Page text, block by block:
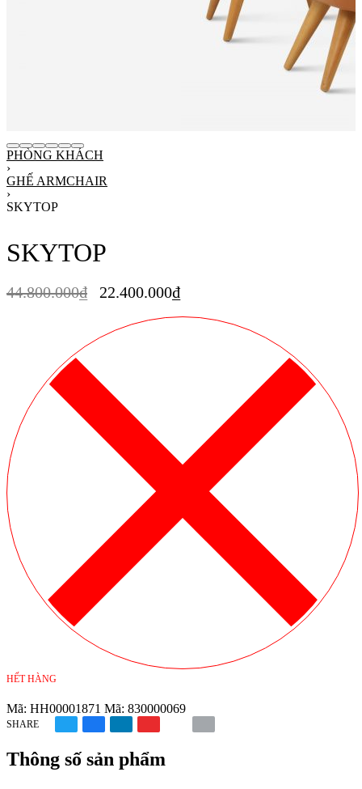
PHÒNG KHÁCH
›
GHẾ ARMCHAIR
›
SKYTOP
SKYTOP
44.800.000₫ 22.400.000₫
HẾT HÀNG
Mã: HH00001871 Mã: 830000069
SHARE
Thông số sản phẩm